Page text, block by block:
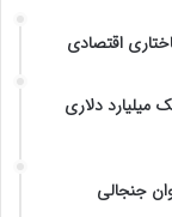
اقتصادی
دلاری
جنجالی